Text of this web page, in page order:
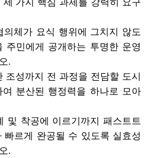
가지 핵심 과제를 강력히 요구
의체가 요식 행위에 그치지 않도
주민에게 공개하는 투명한 운영
.
조성까지 전 과정을 전담할 도시
분산된 행정력을 하나로 모아
및 착공에 이르기까지 패스트트
르게 완공될 수 있도록 실효성
.